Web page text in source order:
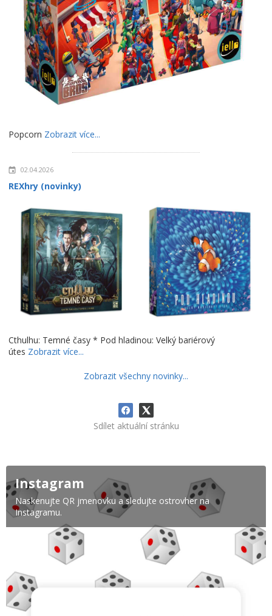
Popcorn Zobrazit více...
02.04.2026
REXhry (novinky)
Cthulhu: Temné časy * Pod hladinou: Velký bariérový
útes Zobrazit více...
Zobrazit všechny novinky...
Sdílet aktuální stránku
Instagram
Naskenujte QR jmenovku a sledujte ostrovher na
Instagramu.